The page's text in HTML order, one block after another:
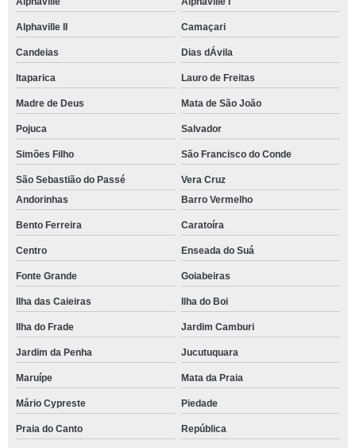
Alphaville II Camaçari
Candeias Dias dÁvila
Itaparica Lauro de Freitas
Madre de Deus Mata de São João
Pojuca Salvador
Simões Filho São Francisco do Conde
São Sebastião do Passé
Vera Cruz
Andorinhas
Barro Vermelho
Bento Ferreira Caratoíra
Centro Enseada do Suá
Fonte Grande Goiabeiras
Ilha das Caieiras Ilha do Boi
Ilha do Frade Jardim Camburi
Jardim da Penha Jucutuquara
Maruípe Mata da Praia
Mário Cypreste Piedade
Praia do Canto República